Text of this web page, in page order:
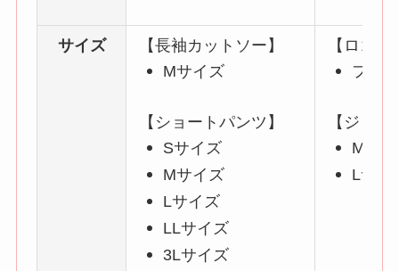
サイズ
【長袖カットソー】
Mサイズ
【ショートパンツ】
Sサイズ
Mサイズ
Lサイズ
LLサイズ
3Lサイズ
【ロゴ
フリ
【ジョ
Mサ
Lサイ